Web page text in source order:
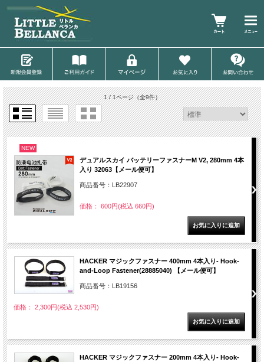
1 / 1ページ（全9件）
NEW
デュアルスカイ バッテリーファスナーM V2, 280mm 4本
入り 32063【メール便可】
商品番号：LB22907
価格： 600円(税込 660円)
HACKER マジックファスナー 400mm 4本入り- Hook-
and-Loop Fastener(28885040) 【メール便可】
商品番号：LB19156
価格： 2,300円(税込 2,530円)
HACKER マジックファスナー 200mm 4本入り- Hook-